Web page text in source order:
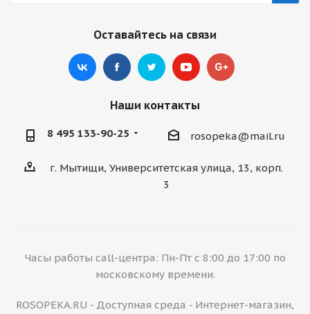
Оставайтесь на связи
Наши контакты
8 495 133-90-25 rosopeka@mail.ru
г. Мытищи, Университетская улица, 13, корп.
3
Часы работы call-центра: Пн-Пт с 8:00 до 17:00 по
московскому времени.
ROSOPEKA.RU - Доступная среда - Интернет-магазин,